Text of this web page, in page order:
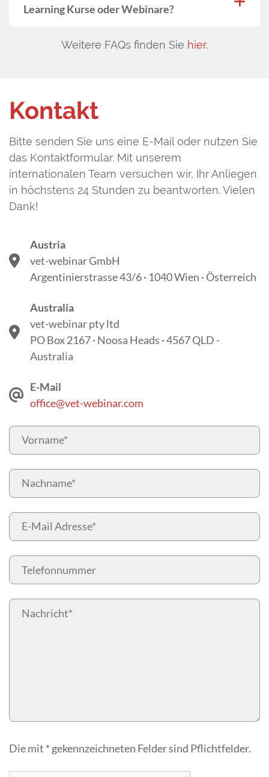
Learning Kurse oder Webinare?
Weitere FAQs finden Sie hier.
Kontakt
Bitte senden Sie uns eine E-Mail oder nutzen Sie
das Kontaktformular. Mit unserem
internationalen Team versuchen wir, Ihr Anliegen
in höchstens 24 Stunden zu beantworten. Vielen
Dank!
Austria
vet-webinar GmbH
Argentinierstrasse 43/6 · 1040 Wien · Österreich
Australia
vet-webinar pty ltd
PO Box 2167 · Noosa Heads · 4567 QLD -
Australia
E-Mail
office@vet-webinar.com
Die mit * gekennzeichneten Felder sind Pflichtfelder.